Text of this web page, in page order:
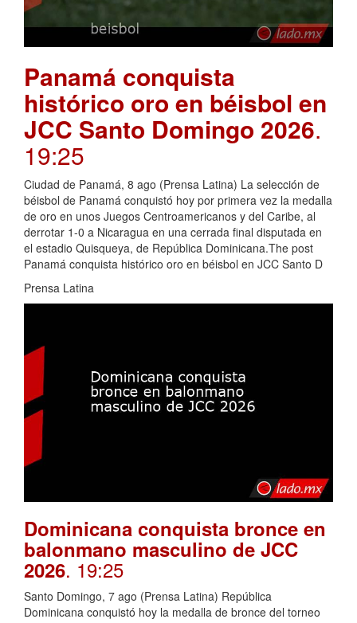
Panamá conquista
histórico oro en béisbol en
JCC Santo Domingo 2026.
19:25
Ciudad de Panamá, 8 ago (Prensa Latina) La selección de
béisbol de Panamá conquistó hoy por primera vez la medalla
de oro en unos Juegos Centroamericanos y del Caribe, al
derrotar 1-0 a Nicaragua en una cerrada final disputada en
el estadio Quisqueya, de República Dominicana.The post
Panamá conquista histórico oro en béisbol en JCC Santo D
Prensa Latina
Dominicana conquista bronce en
balonmano masculino de JCC
2026. 19:25
Santo Domingo, 7 ago (Prensa Latina) República
Dominicana conquistó hoy la medalla de bronce del torneo